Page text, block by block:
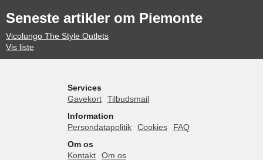
Seneste artikler om Piemonte
Vicolungo The Style Outlets
Vis liste
Services
Gavekort
Tilbudsmail
Information
Persondatapolitik
Cookies
FAQ
Om os
Kontakt
Om os